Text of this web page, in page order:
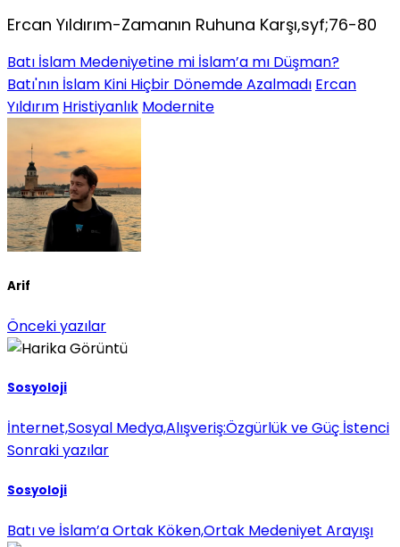
Ercan Yıldırım-Zamanın Ruhuna Karşı,syf;76-80
Batı İslam Medeniyetine mi İslam’a mı Düşman?
Batı'nın İslam Kini Hiçbir Dönemde Azalmadı Ercan
Yıldırım Hristiyanlık Modernite
Arif
Önceki yazılar
Sosyoloji
İnternet,Sosyal Medya,Alışveriş:Özgürlük ve Güç İstenci
Sonraki yazılar
Sosyoloji
Batı ve İslam’a Ortak Köken,Ortak Medeniyet Arayışı